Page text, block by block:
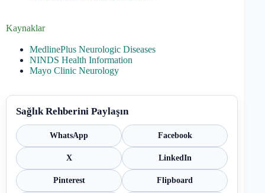
Kaynaklar
MedlinePlus Neurologic Diseases
NINDS Health Information
Mayo Clinic Neurology
Sağlık Rehberini Paylaşın
WhatsApp Facebook
X LinkedIn
Pinterest Flipboard